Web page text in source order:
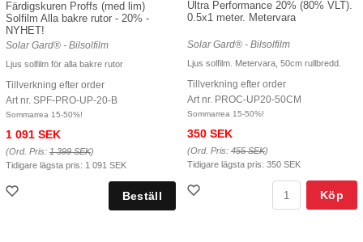
Färdigskuren Proffs (med lim)
Solfilm Alla bakre rutor - 20% -
NYHET!
Solar Gard® - Bilsolfilm
Ljus solfilm för alla bakre rutor
Tillverkning efter order
Art nr. SPF-PRO-UP-20-B
Sommarrea 15-50%!
1 091 SEK
(Ord. Pris: 1 399 SEK)
Tidigare lägsta pris: 1 091 SEK
Ultra Performance 20% (80% VLT).
0.5x1 meter. Metervara
Solar Gard® - Bilsolfilm
Ljus solfilm. Metervara, 50cm rullbredd.
Tillverkning efter order
Art nr. PROC-UP20-50CM
Sommarrea 15-50%!
350 SEK
(Ord. Pris: 455 SEK)
Tidigare lägsta pris: 350 SEK
Köp